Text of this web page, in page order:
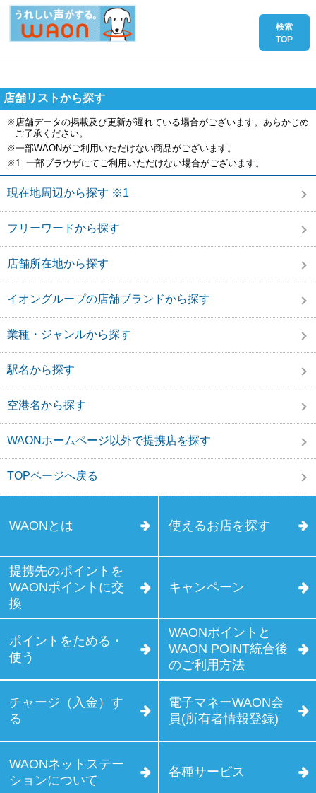
店舗リストから探す
※店舗データの掲載及び更新が遅れている場合がございます。あらかじめ
ご了承ください。
※一部WAONがご利用いただけない商品がございます。
※1 一部ブラウザにてご利用いただけない場合がございます。
現在地周辺から探す ※1
フリーワードから探す
店舗所在地から探す
イオングループの店舗ブランドから探す
業種・ジャンルから探す
駅名から探す
空港名から探す
WAONホームページ以外で提携店を探す
TOPページへ戻る